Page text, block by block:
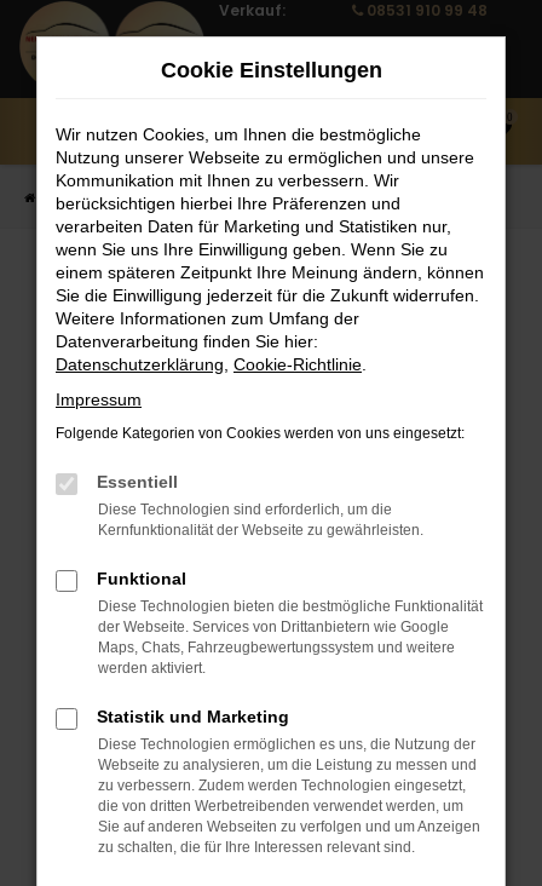
Zum
Hauptinhalt
springen
Verkauf:
08531 910 99 48
Notruf:
08531 910 99 27
Service:
08531 910 99 10
MENÜ
0
Startseite Fahrzeug Showroom Fahrzeugbestand
FAHRZEUGBESTAND
Bei Neuwagen Autoland finden Sie eine große
Auswahl an Marken und Modellen.
FEHLER: NETWORK
ERROR
Beim Laden ist ein Fehler aufgetreten.
Hier sind ein paar Tipps, die dir helfen
können:
Überprüfe deine Firewall und deine
Internetverbindung.
Laden andere Webseiten, zum Beispiel
deine Suchmaschine?
Prüfe deine Browsererweiterungen.
Manche Erweiterungen, wie
Cookie Einstellungen
Wir nutzen Cookies, um Ihnen die bestmögliche
Nutzung unserer Webseite zu ermöglichen und unsere
Kommunikation mit Ihnen zu verbessern. Wir
berücksichtigen hierbei Ihre Präferenzen und
verarbeiten Daten für Marketing und Statistiken nur,
wenn Sie uns Ihre Einwilligung geben. Wenn Sie zu
einem späteren Zeitpunkt Ihre Meinung ändern, können
Sie die Einwilligung jederzeit für die Zukunft widerrufen.
Weitere Informationen zum Umfang der
Datenverarbeitung finden Sie hier:
Datenschutzerklärung Cookie-Richtlinie
Impressum
Folgende Kategorien von Cookies werden von uns eingesetzt:
Essentiell
Diese Technologien sind erforderlich, um die
Kernfunktionalität der Webseite zu gewährleisten.
Funktional
Diese Technologien bieten die bestmögliche Funktionalität
der Webseite. Services von Drittanbietern wie Google
Maps, Chats, Fahrzeugbewertungssystem und weitere
werden aktiviert.
Statistik und Marketing
Diese Technologien ermöglichen es uns, die Nutzung der
Webseite zu analysieren, um die Leistung zu messen und
zu verbessern. Zudem werden Technologien eingesetzt,
die von dritten Werbetreibenden verwendet werden, um
Sie auf anderen Webseiten zu verfolgen und um Anzeigen
zu schalten, die für Ihre Interessen relevant sind.